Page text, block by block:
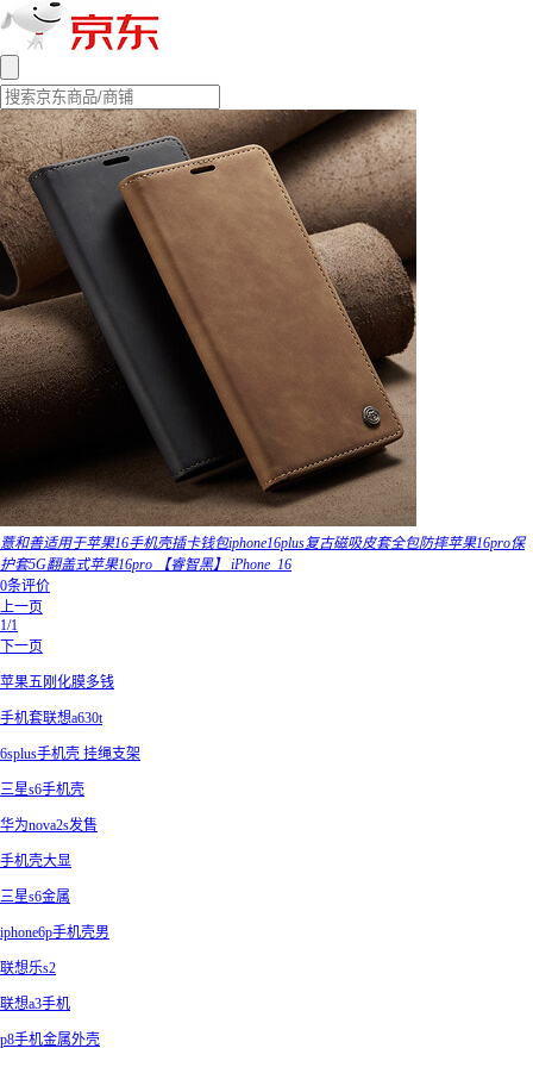
薏和善适用于苹果16手机壳插卡钱包iphone16plus复古磁吸皮套全包防摔苹果16pro保
护套5G翻盖式苹果16pro 【睿智黑】 iPhone_16
0条评价
上一页
1/1
下一页
苹果五刚化膜多钱
手机套联想a630t
6splus手机壳 挂绳支架
三星s6手机壳
华为nova2s发售
手机壳大显
三星s6金属
iphone6p手机壳男
联想乐s2
联想a3手机
p8手机金属外壳